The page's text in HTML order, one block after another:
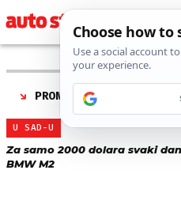
PRONAĐENO 1
U SAD-U
Za samo 2000 dolara svaki
BMW M2